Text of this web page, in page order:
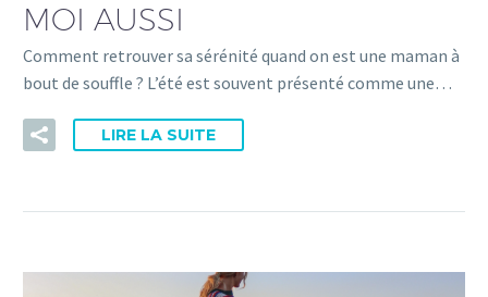
MOI AUSSI
Comment retrouver sa sérénité quand on est une maman à
bout de souffle ? L’été est souvent présenté comme une…
LIRE LA SUITE